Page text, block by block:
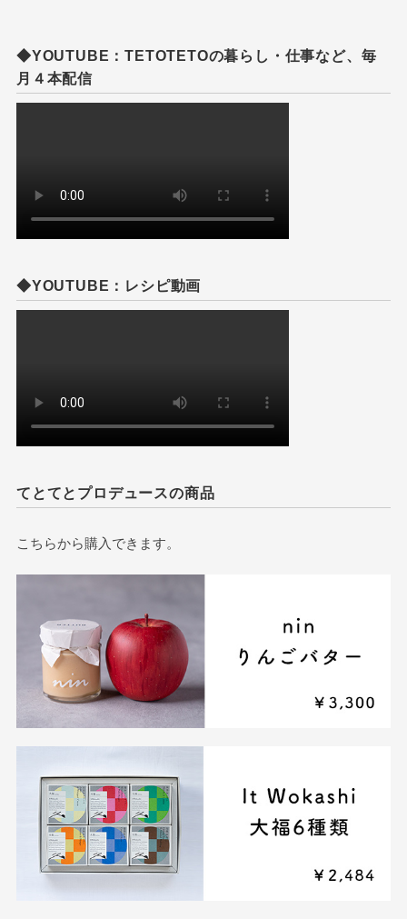
◆YOUTUBE：TETOTETOの暮らし・仕事など、毎
月４本配信
◆YOUTUBE：レシピ動画
てとてとプロデュースの商品
こちらから購入できます。